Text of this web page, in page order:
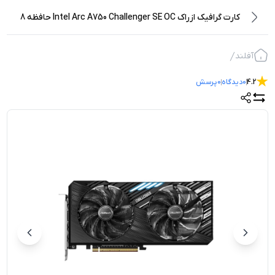
کارت گرافیک ازراک Intel Arc A750 Challenger SE OC حافظه 8
آفلند
4.2
0دیدگاه0پرسش